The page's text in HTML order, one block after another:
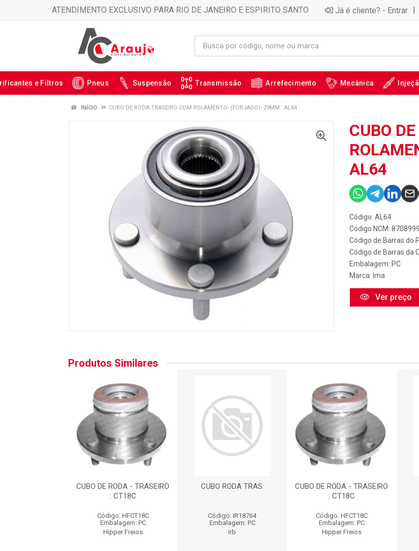
ATENDIMENTO EXCLUSIVO PARA RIO DE JANEIRO E ESPIRITO SANTO Já é cliente? - Entrar |
e Filtros Pneus Suspensão Transmissão Arrefecimento Mecânica
INÍCIO CUBO DE RODA TRASEIRO COM ROLAMENTO- (FORJADO)- 29MM : AL64
CUBO
AL64
Código: AL64
Código NCM:
Código de Barras do
Código de Barras da
Embalagem: PC
Marca: Ima
Ver preço
Produtos Similares
CUBO DE RODA - TRASEIRO
: CT18C
Código: HFCT18C
Embalagem: PC
Hipper Freios
CUBO RODA TRAS.
Código: IR18764
Embalagem: PC
Irb
CUBO DE RODA - TRASEIRO
: CT18C
Código: HFCT18C
Embalagem: PC
Hipper Freios